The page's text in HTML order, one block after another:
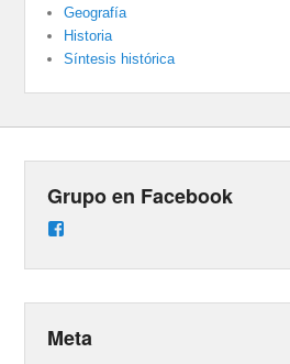
Geografía
Historia
Síntesis histórica
Grupo en Facebook
en
Meta